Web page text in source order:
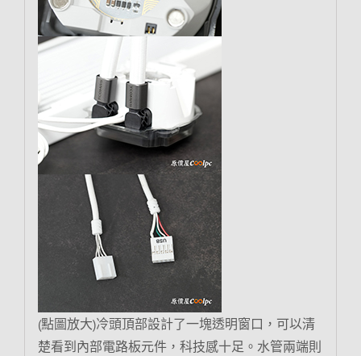
(點圖放大)冷頭頂部設計了一塊透明窗口，可以清
楚看到內部電路板元件，科技感十足。水管兩端則